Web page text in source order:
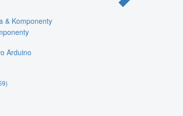
& Komponenty
Arduino